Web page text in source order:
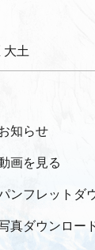
大土
知らせ
画を見る
ンフレットダ
真ダウンロー